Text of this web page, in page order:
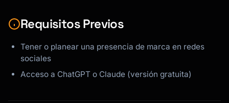
Requisitos Previos
Tener o planear una presencia de marca en redes
sociales
Acceso a ChatGPT o Claude (versión gratuita)